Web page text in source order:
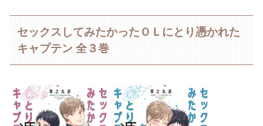
セックスしてみたかったＯＬにとり憑かれた
キャプテン 全３巻